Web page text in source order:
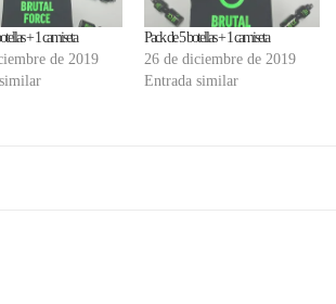
+ 1 camiseta
de 2019
Pack de 5 botellas + 1 camiseta
26 de diciembre de 2019
Entrada similar